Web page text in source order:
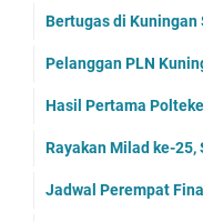
Bertugas di Kuningan
Pelanggan PLN
Hasil Pertama
Rayakan Milad ke-25,
Jadwal Perempat